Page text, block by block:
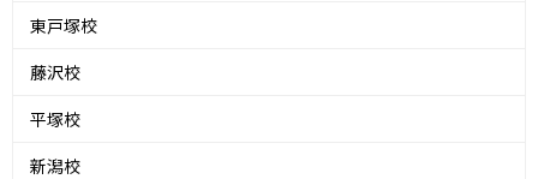
東戸塚校
藤沢校
平塚校
新潟校